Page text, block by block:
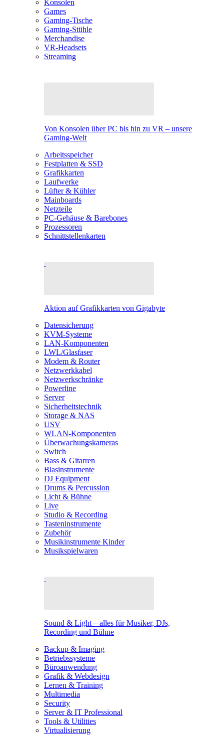
Konsolen
Games
Gaming-Tische
Gaming-Stühle
Merchandise
VR-Headsets
Streaming
Von Konsolen über PC bis hin zu VR – unsere
Gaming-Welt
Arbeitsspeicher
Festplatten & SSD
Grafikkarten
Laufwerke
Lüfter & Kühler
Mainboards
Netzteile
PC-Gehäuse & Barebones
Prozessoren
Schnittstellenkarten
Aktion auf Grafikkarten von Gigabyte
Datensicherung
KVM-Systeme
LAN-Komponenten
LWL/Glasfaser
Modem & Router
Netzwerkkabel
Netzwerkschränke
Powerline
Server
Sicherheitstechnik
Storage & NAS
USV
WLAN-Komponenten
Überwachungskameras
Switch
Bass & Gitarren
Blasinstrumente
DJ Equipment
Drums & Percussion
Licht & Bühne
Live
Studio & Recording
Tasteninstrumente
Zubehör
Musikinstrumente Kinder
Musikspielwaren
Sound & Light – alles für Musiker, DJs,
Recording und Bühne
Backup & Imaging
Betriebssysteme
Büroanwendung
Grafik & Webdesign
Lernen & Training
Multimedia
Security
Server & IT Professional
Tools & Utilities
Virtualisierung